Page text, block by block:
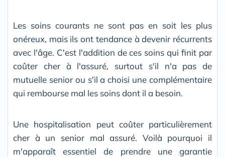
Les soins courants ne sont pas en soit les plus
onéreux, mais ils ont tendance à devenir récurrents
avec l'âge. C'est l'addition de ces soins qui finit par
coûter cher à l'assuré, surtout s'il n'a pas de
mutuelle senior ou s'il a choisi une complémentaire
qui rembourse mal les soins dont il a besoin.
Une hospitalisation peut coûter particulièrement
cher à un senior mal assuré. Voilà pourquoi il
m'apparaît essentiel de prendre une garantie